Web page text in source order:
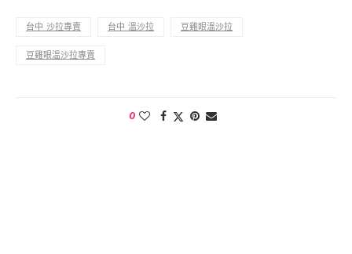
台中 沙拉專賣 台中 溫沙拉 豆雞眼溫沙拉
豆雞眼溫沙拉專賣
0